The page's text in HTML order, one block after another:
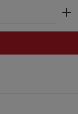
Wert ein